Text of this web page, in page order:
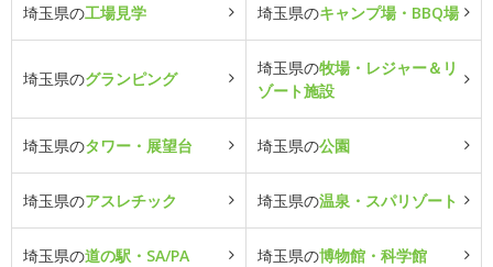
埼玉県の工場見学 埼玉県のキャンプ場・BBQ場
埼玉県のグランピング
埼玉県の牧場・レジャー＆リ
ゾート施設
埼玉県のタワー・展望台 埼玉県の公園
埼玉県のアスレチック 埼玉県の温泉・スパリゾート
埼玉県の道の駅・SA/PA 埼玉県の博物館・科学館